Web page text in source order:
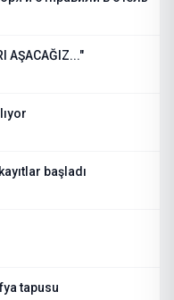
AŞACAĞIZ..."
başladı
tapusu